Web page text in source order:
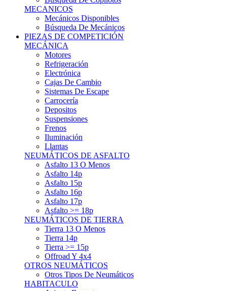
Mecánicos Disponibles
Búsqueda De Mecánicos
PIEZAS DE COMPETICIÓN
MECÁNICA
Motores
Refrigeración
Electrónica
Cajas De Cambio
Sistemas De Escape
Carrocería
Depositos
Suspensiones
Frenos
Iluminación
Llantas
NEUMÁTICOS DE ASFALTO
Asfalto 13 O Menos
Asfalto 14p
Asfalto 15p
Asfalto 16p
Asfalto 17p
Asfalto >= 18p
NEUMÁTICOS DE TIERRA
Tierra 13 O Menos
Tierra 14p
Tierra >= 15p
Offroad Y 4x4
OTROS NEUMÁTICOS
Otros Tipos De Neumáticos
HABITACULO
Asiento Baquet
Arneses